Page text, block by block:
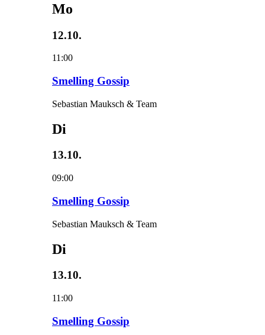
Mo
12.10.
11:00
Smelling Gossip
Sebastian Mauksch & Team
Di
13.10.
09:00
Smelling Gossip
Sebastian Mauksch & Team
Di
13.10.
11:00
Smelling Gossip